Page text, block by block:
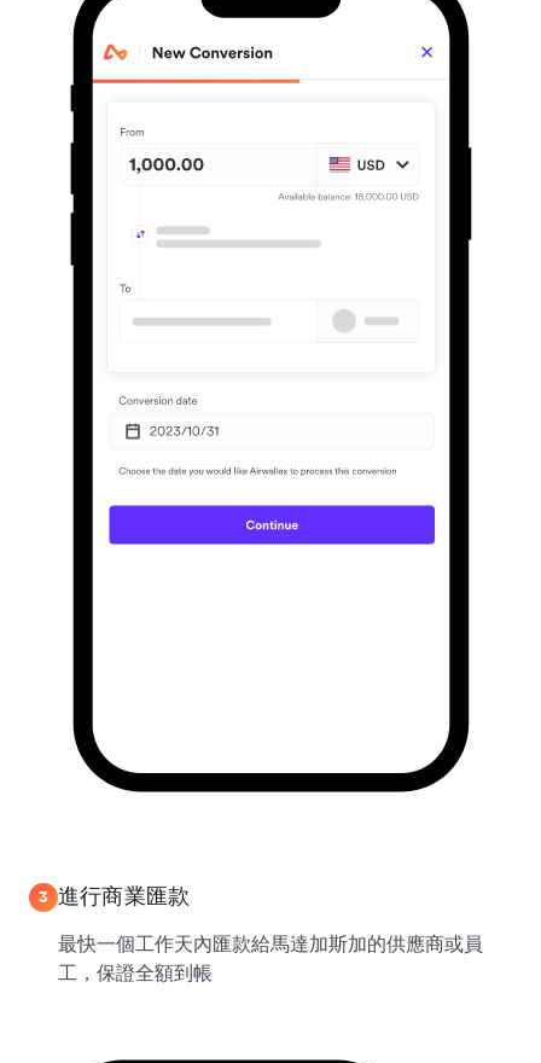
3 進行商業匯款
最快一個工作天內匯款給馬達加斯加的供應商或員
工，保證全額到帳